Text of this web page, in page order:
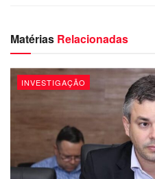
Matérias Relacionadas
INVESTIGAÇÃO